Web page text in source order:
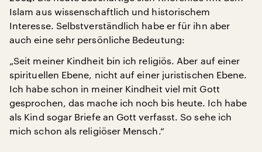
Islam aus wissenschaftlich und historischem
Interesse. Selbstverständlich habe er für ihn aber
auch eine sehr persönliche Bedeutung:
„Seit meiner Kindheit bin ich religiös. Aber auf einer
spirituellen Ebene, nicht auf einer juristischen Ebene.
Ich habe schon in meiner Kindheit viel mit Gott
gesprochen, das mache ich noch bis heute. Ich habe
als Kind sogar Briefe an Gott verfasst. So sehe ich
mich schon als religiöser Mensch.“